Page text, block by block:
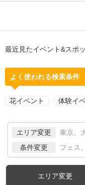
最近見たイベント&スポ
よく使われる検索条件
花イベント 体験イ
エリア変更 東京、
条件変更 フェス
エリア変更